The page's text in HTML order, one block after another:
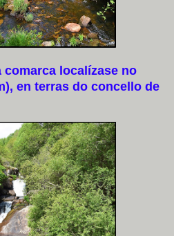
localízase no
en terras do concello de